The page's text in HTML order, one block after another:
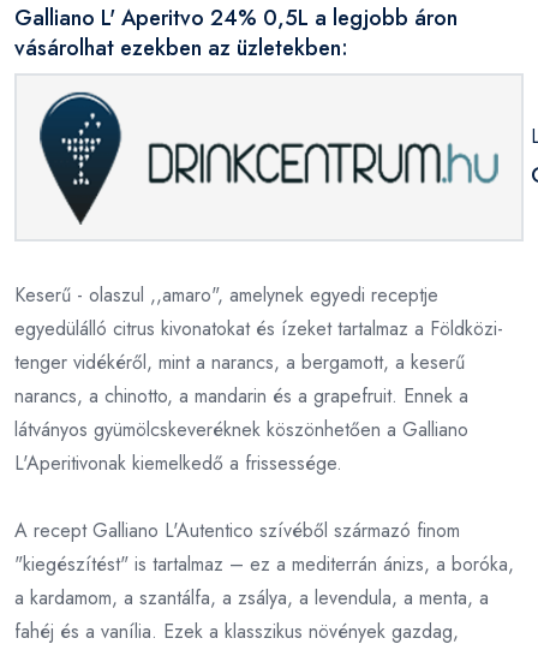
Galliano L' Aperitvo 24% 0,5L a legjobb áron
vásárolhat ezekben az üzletekben:
Keserű - olaszul ,,amaro", amelynek egyedi receptje
egyedülálló citrus kivonatokat és ízeket tartalmaz a Földközi-
tenger vidékéről, mint a narancs, a bergamott, a keserű
narancs, a chinotto, a mandarin és a grapefruit. Ennek a
látványos gyümölcskeveréknek köszönhetően a Galliano
L'Aperitivonak kiemelkedő a frissessége.
A recept Galliano L'Autentico szívéből származó finom
"kiegészítést" is tartalmaz – ez a mediterrán ánizs, a boróka,
a kardamom, a szantálfa, a zsálya, a levendula, a menta, a
fahéj és a vanília. Ezek a klasszikus növények gazdag,